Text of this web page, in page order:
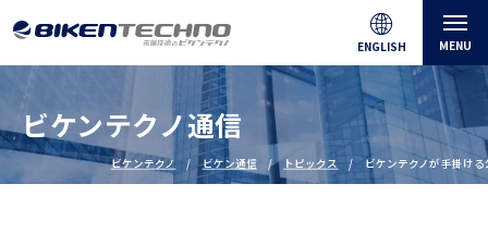
ENGLISH MENU
ビケンテクノ通信
ビケンテクノ ビケン通信 トピックス ビケンテクノが手掛け